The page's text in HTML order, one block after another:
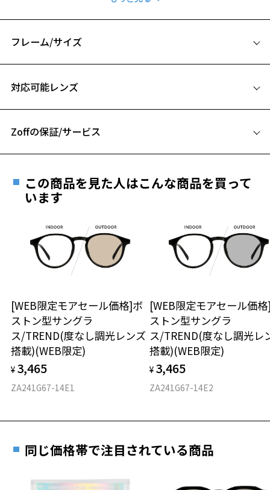
お気に入りに追加済です。
ターです。
水中の魚やウキをよりくっきりと見たい時に活躍します。
偏光フィルターの着脱方法をみる
※この商品はWEB店舗限定で販売している商品になります。
※偏光フィルターのカラーを他の色に交換することはできません。
ガラスのひずみの干渉色が見えることがあります。
※液晶画面（パソコン・携帯電話・タブレット・カメラ等の液晶画面
※本製品を使用中に違和感を感じた場合は使用を中止してください。
※強い衝撃やひねり等は偏光フィルターが外れる原因となりますので
ご注意ください。
※あまり長い時間ご使用されないようご注意ください。
品名：ファッション用サングラス
レンズの材質：プラスチック
フロント色：ブラウン(べっ甲柄)
レンズ枠の材質：French Plastic
紫外線透過率：0.1%以下 (紫外線カット率：99.9%以上)
使用上の注意：高温のところに置いたり、傷をつけるような金属と一
フレーム/サイズ
お持ちのZoffメガネサイズを確認するには？
仕上がり寸法
D 仕上がりの横幅：約145mm
E 仕上がりの縦幅：約49mm
重さ
※サングラス：レンズ込みの重さ
※着脱式サングラス：デモレンズ、アタッチメント込みの重さ
タイプ
対応可能レンズ
フレームとレンズの合計料金を知りたい方へ
Zoffの保証/サービス
Zoffならではの安心サポート
安心1 フレーム１年間品質保証
商品不良により生じた破損等の不具合は、お渡し
日または発送日より１年間修理又は交換させて頂
※保証期間内に交換が行われた場合、保証期間は初期の期間から
延長されません。
安心2 視力測定無料
視力の変化を早めに発見するために、定期的な視
力測定をおすすめいたします。
フレームの歪みやかかり具合の調整・クリーニン
グは、全国のZoff店舗にていつでも対応いたしま
この商品を見た人はこんな商品を買って
います
[WEB限定モアセール価格]ボ
ストン型サングラ
ス/TREND(度なし調光レンズ
搭載)(WEB限定)
¥ 3,465
ZA241G67-14E1
[WEB限定モアセール価
ストン型サングラ
ス/TREND(度なし調光レ
搭載)(WEB限定)
¥ 3,465
ZA241G67-14E2
同じ価格帯で注目されている商品